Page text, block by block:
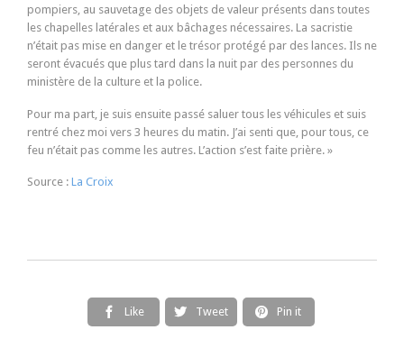
pompiers, au sauvetage des objets de valeur présents dans toutes
les chapelles latérales et aux bâchages nécessaires. La sacristie
n’était pas mise en danger et le trésor protégé par des lances. Ils ne
seront évacués que plus tard dans la nuit par des personnes du
ministère de la culture et la police.
Pour ma part, je suis ensuite passé saluer tous les véhicules et suis
rentré chez moi vers 3 heures du matin. J’ai senti que, pour tous, ce
feu n’était pas comme les autres. L’action s’est faite prière. »
Source : La Croix
 Like  Tweet  Pin it